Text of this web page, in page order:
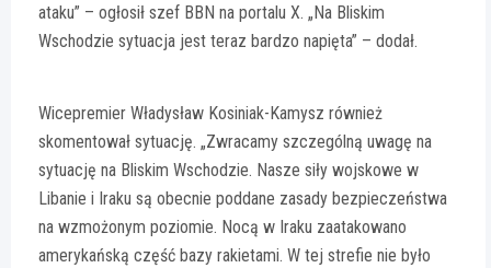
ataku” – ogłosił szef BBN na portalu X. „Na Bliskim
Wschodzie sytuacja jest teraz bardzo napięta” – dodał.
Wicepremier Władysław Kosiniak-Kamysz również
skomentował sytuację. „Zwracamy szczególną uwagę na
sytuację na Bliskim Wschodzie. Nasze siły wojskowe w
Libanie i Iraku są obecnie poddane zasady bezpieczeństwa
na wzmożonym poziomie. Nocą w Iraku zaatakowano
amerykańską część bazy rakietami. W tej strefie nie było